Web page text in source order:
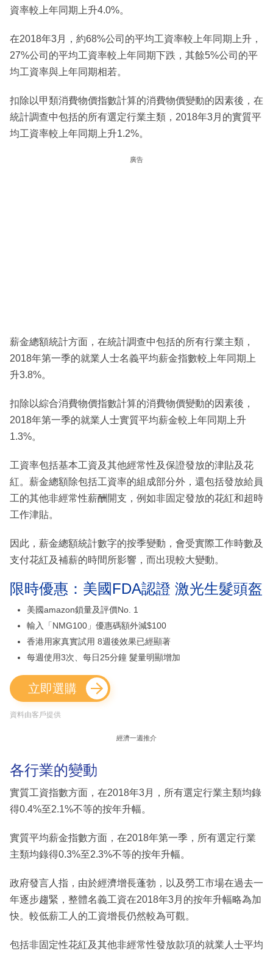
資率較上年同期上升4.0%。
在2018年3月，約68%公司的平均工資率較上年同期上升，
27%公司的平均工資率較上年同期下跌，其餘5%公司的平
均工資率與上年同期相若。
扣除以甲類消費物價指數計算的消費物價變動的因素後，在
統計調查中包括的所有選定行業主類，2018年3月的實質平
均工資率較上年同期上升1.2%。
廣告
薪金總額統計方面，在統計調查中包括的所有行業主類，
2018年第一季的就業人士名義平均薪金指數較上年同期上
升3.8%。
扣除以綜合消費物價指數計算的消費物價變動的因素後，
2018年第一季的就業人士實質平均薪金較上年同期上升
1.3%。
工資率包括基本工資及其他經常性及保證發放的津貼及花
紅。薪金總額除包括工資率的組成部分外，還包括發放給員
工的其他非經常性薪酬開支，例如非固定發放的花紅和超時
工作津貼。
因此，薪金總額統計數字的按季變動，會受實際工作時數及
支付花紅及補薪的時間所影響，而出現較大變動。
限時優惠：美國FDA認證 激光生髮頭盔
美國amazon鎖量及評價No. 1
輸入「NMG100」優惠碼額外減$100
香港用家真實試用 8週後效果已經顯著
每週使用3次、每日25分鐘 髮量明顯增加
立即選購
資料由客戶提供
經濟一週推介
各行業的變動
實質工資指數方面，在2018年3月，所有選定行業主類均錄
得0.4%至2.1%不等的按年升幅。
實質平均薪金指數方面，在2018年第一季，所有選定行業
主類均錄得0.3%至2.3%不等的按年升幅。
政府發言人指，由於經濟增長蓬勃，以及勞工市場在過去一
年逐步趨緊，整體名義工資在2018年3月的按年升幅略為加
快。較低薪工人的工資增長仍然較為可觀。
包括非固定性花紅及其他非經常性發放款項的就業人士平均